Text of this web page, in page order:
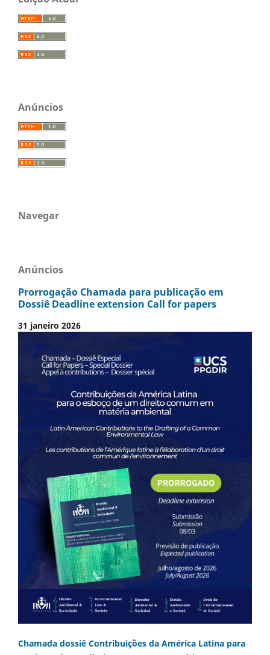
Anúncios
Navegar
Anúncios
Prorrogação Chamada para publicação em
Dossiê Deadline extension Call for papers
31 janeiro 2026
Chamada dossiê Contribuições da América Latina para